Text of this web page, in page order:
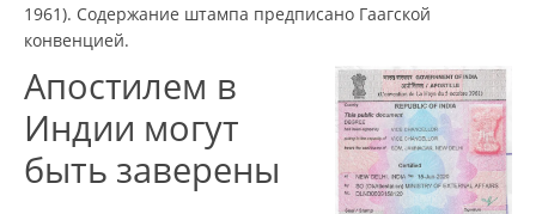
1961). Содержание штампа предписано Гаагской
конвенцией.
Апостилем в
Индии могут
быть заверены